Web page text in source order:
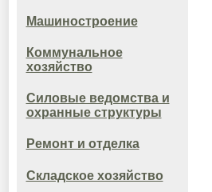
Машиностроение
Коммунальное
хозяйство
Силовые ведомства и
охранные структуры
Ремонт и отделка
Складское хозяйство